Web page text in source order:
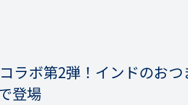
ラボ第2弾！インドのお
登場